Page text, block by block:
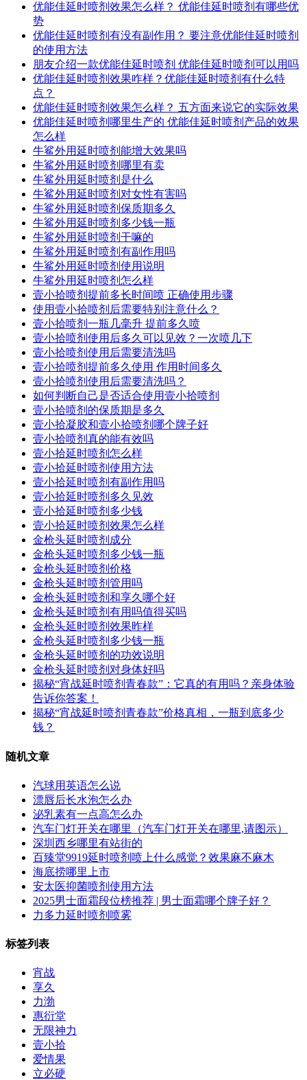
优能佳延时喷剂效果怎么样？ 优能佳延时喷剂有哪些优
势
优能佳延时喷剂有没有副作用？ 要注意优能佳延时喷剂
的使用方法
朋友介绍一款优能佳延时喷剂 优能佳延时喷剂可以用吗
优能佳延时喷剂效果咋样？优能佳延时喷剂有什么特
点？
优能佳延时喷剂效果怎么样？ 五方面来说它的实际效果
优能佳延时喷剂哪里生产的 优能佳延时喷剂产品的效果
怎么样
牛鲨外用延时喷剂能增大效果吗
牛鲨外用延时喷剂哪里有卖
牛鲨外用延时喷剂是什么
牛鲨外用延时喷剂对女性有害吗
牛鲨外用延时喷剂保质期多久
牛鲨外用延时喷剂多少钱一瓶
牛鲨外用延时喷剂干嘛的
牛鲨外用延时喷剂有副作用吗
牛鲨外用延时喷剂使用说明
牛鲨外用延时喷剂怎么样
壹小拾喷剂提前多长时间喷 正确使用步骤
使用壹小拾喷剂后需要特别注意什么？
壹小拾喷剂一瓶几毫升 提前多久喷
壹小拾喷剂使用后多久可以见效？一次喷几下
壹小拾喷剂使用后需要清洗吗
壹小拾喷剂提前多久使用 作用时间多久
壹小拾喷剂使用后需要清洗吗？
如何判断自己是否适合使用壹小拾喷剂
壹小拾喷剂的保质期是多久
壹小拾凝胶和壹小拾喷剂哪个牌子好
壹小拾喷剂真的能有效吗
壹小拾延时喷剂怎么样
壹小拾延时喷剂使用方法
壹小拾延时喷剂有副作用吗
壹小拾延时喷剂多久见效
壹小拾延时喷剂多少钱
壹小拾延时喷剂效果怎么样
金枪头延时喷剂成分
金枪头延时喷剂多少钱一瓶
金枪头延时喷剂价格
金枪头延时喷剂管用吗
金枪头延时喷剂和享久哪个好
金枪头延时喷剂有用吗值得买吗
金枪头延时喷剂效果昨样
金枪头延时喷剂多少钱一瓶
金枪头延时喷剂的功效说明
金枪头延时喷剂对身体好吗
揭秘“宵战延时喷剂青春款”：它真的有用吗？亲身体验
告诉你答案！
揭秘“宵战延时喷剂青春款”价格真相，一瓶到底多少
钱？
随机文章
汽球用英语怎么说
漂唇后长水泡怎么办
泌乳素有一点高怎么办
汽车门灯开关在哪里（汽车门灯开关在哪里,请图示）
深圳西乡哪里有站街的
百臻堂9919延时喷剂喷上什么感觉？效果麻不麻木
海底捞哪里上市
安太医抑菌喷剂使用方法
2025男士面霜段位榜推荐 | 男士面霜哪个牌子好？
力多力延时喷剂喷雾
标签列表
宵战
享久
力渤
惠衍堂
无限神力
壹小拾
爱情果
立必硬